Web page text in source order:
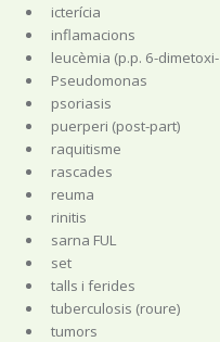
icterícia
inflamacions
leucèmia (p.p. 6-dimetoxi-
Pseudomonas
psoriasis
puerperi (post-part)
raquitisme
rascades
reuma
rinitis
sarna FUL
set
talls i ferides
tuberculosis (roure)
tumors